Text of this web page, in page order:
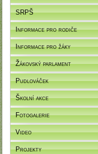
SRPŠ
Informace pro rodiče
Informace pro žáky
Žákovský parlament
Pudlováček
Školní akce
Fotogalerie
Video
Projekty